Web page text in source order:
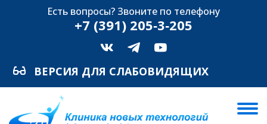
Есть вопросы? Звоните по телефону
+7 (391) 205‑3‑205
ВЕРСИЯ ДЛЯ СЛАБОВИДЯЩИХ